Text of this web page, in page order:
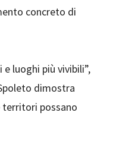
concreto di
luoghi più vivibili”,
dimostra
territori possano